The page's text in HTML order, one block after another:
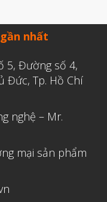
Bảy 2022
Năm 2022
Ba 2022
Một 2022
nhất
5, Đường số 4,
Đức, Tp. Hồ Chí
nghệ – Mr.
mại sản phẩm